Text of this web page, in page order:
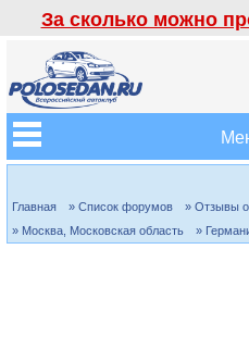
За сколько можно
Главная » Список форумов
» Отзывы
» Москва, Московская область
»